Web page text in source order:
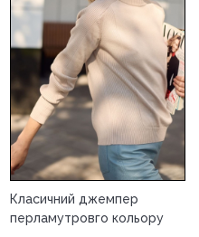
Класичний джемпер
перламутровго кольору